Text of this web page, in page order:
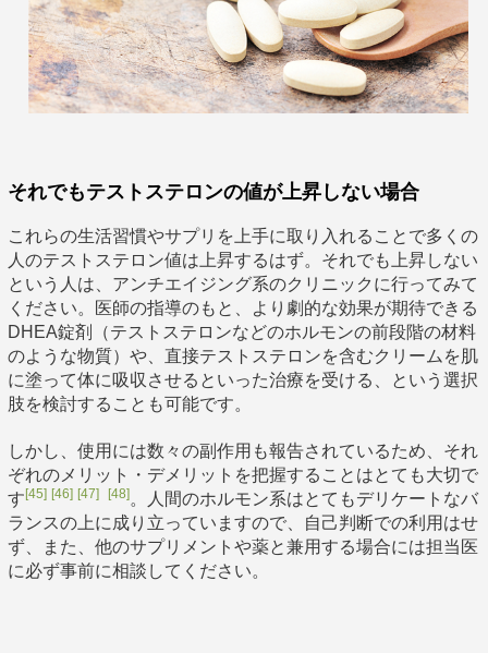
それでもテストステロンの値が上昇しない場合
これらの生活習慣やサプリを上手に取り入れることで多くの
人のテストステロン値は上昇するはず。それでも上昇しない
という人は、アンチエイジング系のクリニックに行ってみて
ください。医師の指導のもと、より劇的な効果が期待できる
DHEA錠剤（テストステロンなどのホルモンの前段階の材料
のような物質）や、直接テストステロンを含むクリームを肌
に塗って体に吸収させるといった治療を受ける、という選択
肢を検討することも可能です。
しかし、使用には数々の副作用も報告されているため、それ
ぞれのメリット・デメリットを把握することはとても大切で
す[45] [46] [47] [48]。人間のホルモン系はとてもデリケートなバ
ランスの上に成り立っていますので、自己判断での利用はせ
ず、また、他のサプリメントや薬と兼用する場合には担当医
に必ず事前に相談してください。